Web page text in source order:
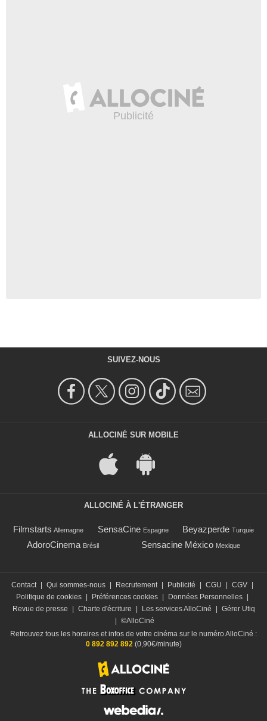
SUIVEZ-NOUS
ALLOCINÉ SUR MOBILE
ALLOCINÉ À L'ÉTRANGER
Filmstarts Allemagne SensaCine Espagne Beyazperde Turquie
AdoroCinema Brésil Sensacine México Mexique
Contact Qui sommes-nous Recrutement Publicité CGU CGV
Politique de cookies
Préférences cookies Données Personnelles
Revue de presse
Charte d'écriture Les services AlloCiné
Gérer Utiq
©AlloCiné
Retrouvez tous les horaires et infos de votre cinéma sur le numéro AlloCiné :
0 892 892 892(0,90€/minute)